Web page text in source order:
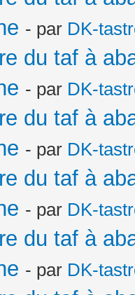
- par DK-
du taf à
- par DK-
du taf à
- par DK-
du taf à
- par DK-
du taf à
- par DK-